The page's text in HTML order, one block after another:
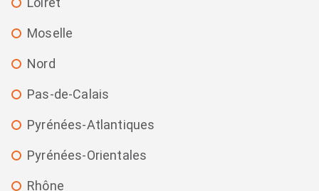
Moselle
Nord
Pas-de-Calais
Pyrénées-Atlantiques
Pyrénées-Orientales
Rhône